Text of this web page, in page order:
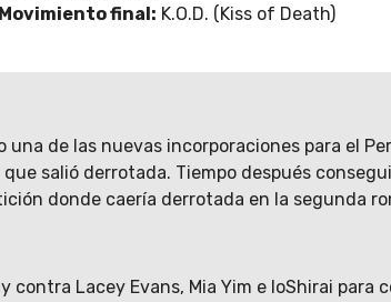
Movimiento final: K.O.D. (Kiss of Death)
una de las nuevas incorporaciones para el
salió derrotada. Tiempo después
donde caería derrotada en la segunda
contra Lacey Evans, Mia Yim e IoShirai para